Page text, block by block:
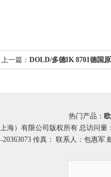
上一篇： DOLD/多德IK 8701德国
热门产品：
海）有限公司版权所有 总访问量
20363073 传真： 联系人：包惠军